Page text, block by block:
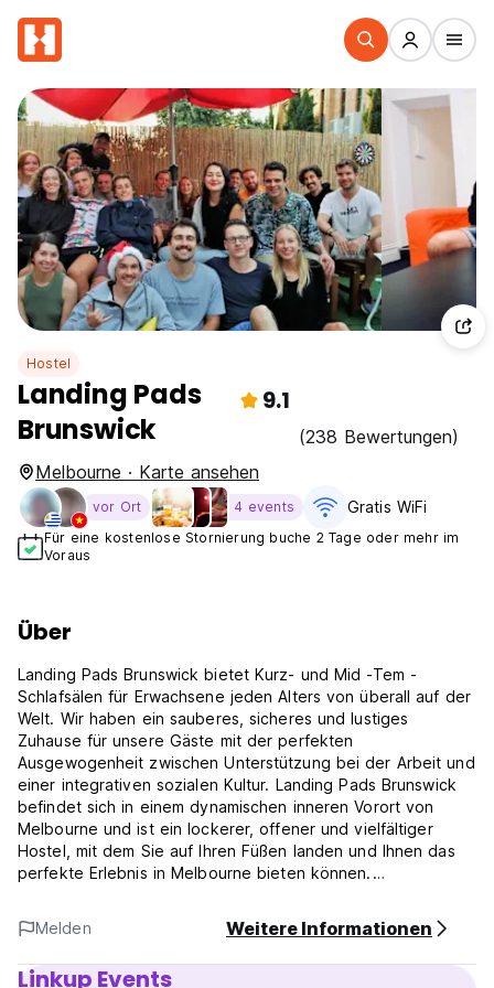
Hostel
Landing Pads
Brunswick
9.1
(238 Bewertungen)
Melbourne · Karte ansehen
vor Ort 4 events Gratis WiFi
Für eine kostenlose Stornierung buche 2 Tage oder mehr im
Voraus
Über
Landing Pads Brunswick bietet Kurz- und Mid -Tem -
Schlafsälen für Erwachsene jeden Alters von überall auf der
Welt. Wir haben ein sauberes, sicheres und lustiges
Zuhause für unsere Gäste mit der perfekten
Ausgewogenheit zwischen Unterstützung bei der Arbeit und
einer integrativen sozialen Kultur. Landing Pads Brunswick
befindet sich in einem dynamischen inneren Vorort von
Melbourne und ist ein lockerer, offener und vielfältiger
Hostel, mit dem Sie auf Ihren Füßen landen und Ihnen das
perfekte Erlebnis in Melbourne bieten können.
' ' ' Im Rahmen der laufenden Bemühungen, ein sicheres
Hostel bereitzustellen, verlangen die Gäste, die vor der
Ankunft mindestens eine Covid -Impfdosis vorlegen und bis
zum 3. November vollständig geimpft werden. ' ' '
Melden Weitere Informationen
Linkup Events